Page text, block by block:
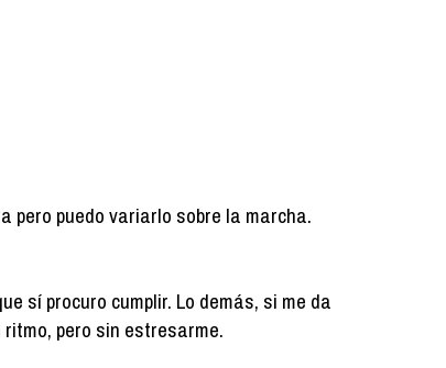
pero puedo variarlo sobre la marcha.
sí procuro cumplir. Lo demás, si me da
pero sin estresarme.